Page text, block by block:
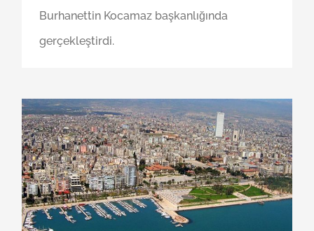
Burhanettin Kocamaz başkanlığında
gerçekleştirdi.